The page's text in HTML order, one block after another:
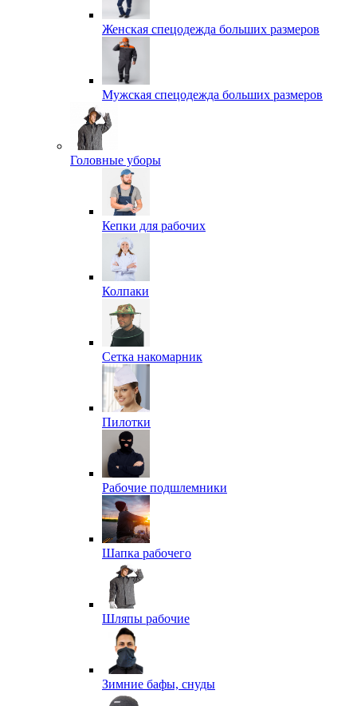
Женская спецодежда больших размеров
Мужская спецодежда больших размеров
Головные уборы
Кепки для рабочих
Колпаки
Сетка накомарник
Пилотки
Рабочие подшлемники
Шапка рабочего
Шляпы рабочие
Зимние бафы, снуды